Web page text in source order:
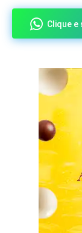
Clique e